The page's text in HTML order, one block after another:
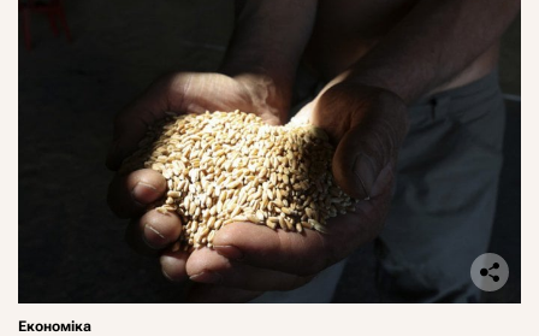
Економіка